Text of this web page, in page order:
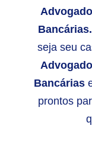
Bancárias.
seja seu
Bancárias
prontos